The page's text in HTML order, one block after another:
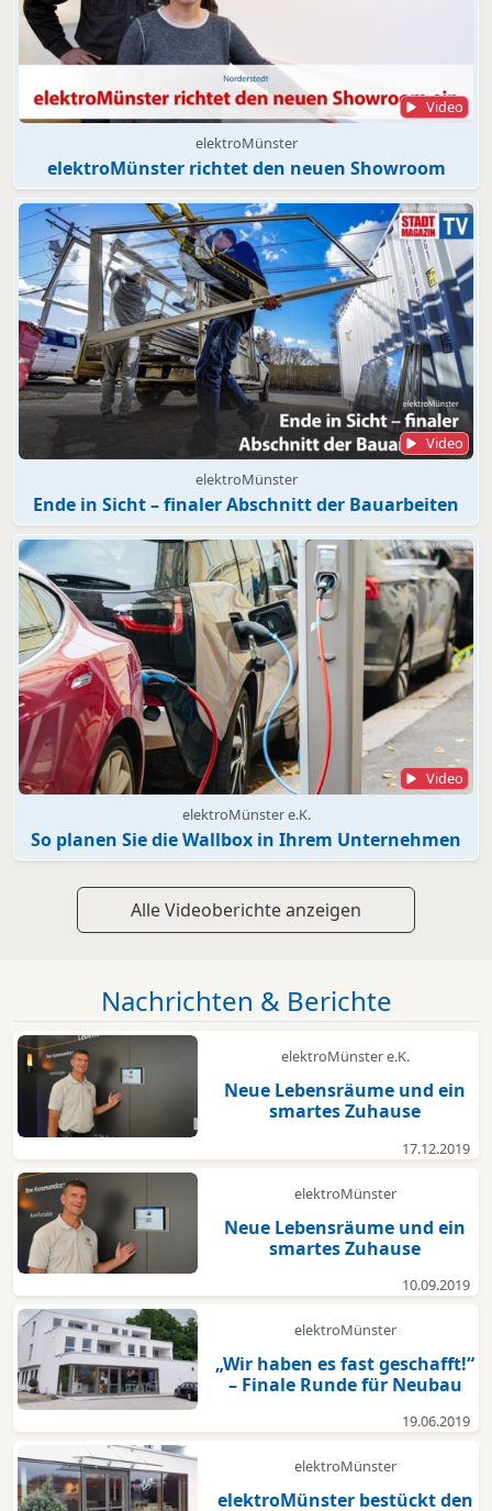
Video
elektroMünster
elektroMünster richtet den neuen Showroom
Video
elektroMünster
Ende in Sicht – finaler Abschnitt der Bauarbeiten
Video
elektroMünster e.K.
So planen Sie die Wallbox in Ihrem Unternehmen
Alle Videoberichte anzeigen
Nachrichten & Berichte
elektroMünster e.K.
Neue Lebensräume und ein
smartes Zuhause
17.12.2019
elektroMünster
Neue Lebensräume und ein
smartes Zuhause
10.09.2019
elektroMünster
„Wir haben es fast geschafft!“
– Finale Runde für Neubau
19.06.2019
elektroMünster
elektroMünster bestückt den